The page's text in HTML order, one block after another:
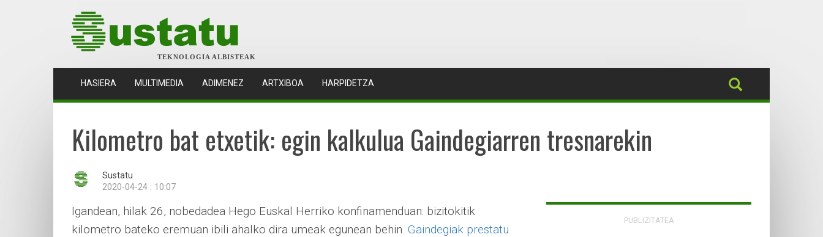
TEKNOLOGIA ALBISTEAK
HASIERA (CURRENT)
MULTIMEDIA ADIMENEZ ARTXIBOA HARPIDETZA
Kilometro bat etxetik: egin kalkulua Gaindegiarren tresnarekin
Sustatu
2020-04-24 : 10:07
Igandean, hilak 26, nobedadea Hego Euskal Herriko konfinamenduan: bizitokitik
kilometro bateko eremuan ibili ahalko dira umeak egunean behin. Gaindegiak prestatu
PUBLIZITATEA